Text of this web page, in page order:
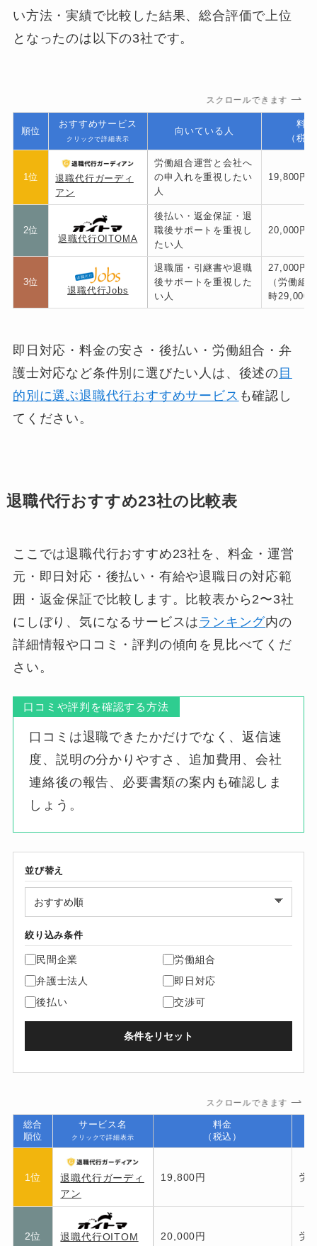
い方法・実績で比較した結果、総合評価で上位
となったのは以下の3社です。
スクロールできます
順位
おすすめサービス
クリックで詳細表示
向いている人
料金
（税
1位
退職代行ガーディ
アン
労働組合運営と会社へ
の申入れを重視したい
人
19,800円
2位
退職代行OITOMA
後払い・返金保証・退
職後サポートを重視し
たい人
20,000円
3位
退職代行Jobs
退職届・引継書や退職
後サポートを重視した
い人
27,000円
（労働組
時29,000
即日対応・料金の安さ・後払い・労働組合・弁
護士対応など条件別に選びたい人は、後述の目
的別に選ぶ退職代行おすすめサービス も確認し
てください。
退職代行おすすめ23社の比較表
ここでは退職代行おすすめ23社を、料金・運営
元・即日対応・後払い・有給や退職日の対応範
囲・返金保証で比較します。比較表から2〜3社
にしぼり、気になるサービスは ランキング内の
詳細情報や口コミ・評判の傾向を見比べてくだ
さい。
口コミや評判を確認する方法
口コミは退職できたかだけでなく、返信速
度、説明の分かりやすさ、追加費用、会社
連絡後の報告、必要書類の案内も確認しま
しょう。
並び替え
絞り込み条件
民間企業
労働組合
弁護士法人
即日対応
後払い
交渉可
条件をリセット
スクロールできます
総合
順位
サービス名
クリックで詳細表示
料金
（税込）
1位
退職代行ガーディ
アン
19,800円 労
2位 退職代行OITOM 20,000円 労